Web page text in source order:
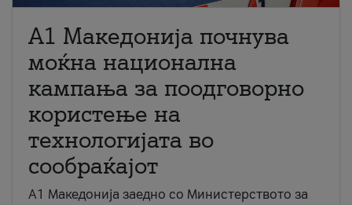
A1 Македонија почнува
моќна национална
кампања за поодговорно
користење на
технологијата во
сообраќајот
A1 Македонија заедно со Министерството за